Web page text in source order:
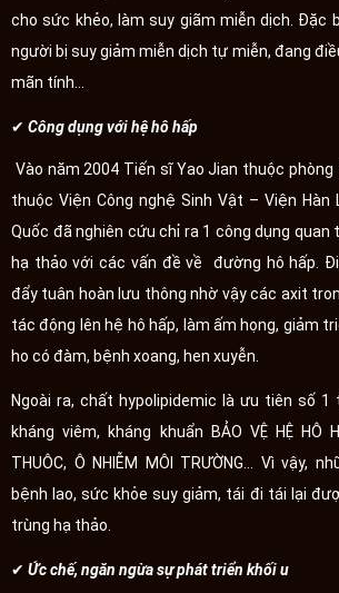
cho sức khẻo, làm suy giãm miễn dịch. Đặc
người bị suy giảm miễn dịch tự miễn, đang
mãn tính...
✔ Công dụng với hệ hô hấp
Vào năm 2004 Tiến sĩ Yao Jian thuộc
thuộc Viện Công nghệ Sinh Vật – Viện Hàn
Quốc đã nghiên cứu chỉ ra 1 công dụng quan
hạ thảo với các vấn đề về đường hô hấp.
đẩy tuân hoàn lưu thông nhờ vậy các axit
tác động lên hệ hô hấp, làm ấm họng, giảm
ho có đàm, bệnh xoang, hen xuyễn.
Ngoài ra, chất hypolipidemic là ưu tiên số 1
kháng viêm, kháng khuẩn BẢO VỆ HỆ HÔ
THUÔC, Ô NHIỄM MÔI TRƯỜNG... Vì vậy,
bệnh lao, sức khỏe suy giảm, tái đi tái lại
trùng hạ thảo.
✔ Ức chế, ngăn ngừa sự phát triển khối u